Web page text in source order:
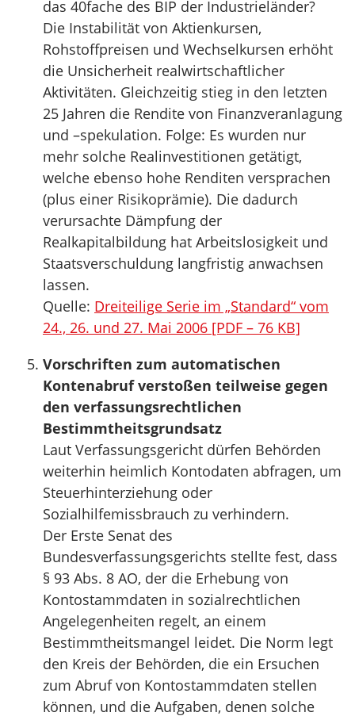
das 40fache des BIP der Industrieländer?
Die Instabilität von Aktienkursen,
Rohstoffpreisen und Wechselkursen erhöht
die Unsicherheit realwirtschaftlicher
Aktivitäten. Gleichzeitig stieg in den letzten
25 Jahren die Rendite von Finanzveranlagung
und –spekulation. Folge: Es wurden nur
mehr solche Realinvestitionen getätigt,
welche ebenso hohe Renditen versprachen
(plus einer Risikoprämie). Die dadurch
verursachte Dämpfung der
Realkapitalbildung hat Arbeitslosigkeit und
Staatsverschuldung langfristig anwachsen
lassen.
Quelle: Dreiteilige Serie im „Standard“ vom
24., 26. und 27. Mai 2006 [PDF – 76 KB]
Vorschriften zum automatischen
Kontenabruf verstoßen teilweise gegen
den verfassungsrechtlichen
Bestimmtheitsgrundsatz
Laut Verfassungsgericht dürfen Behörden
weiterhin heimlich Kontodaten abfragen, um
Steuerhinterziehung oder
Sozialhilfemissbrauch zu verhindern.
Der Erste Senat des
Bundesverfassungsgerichts stellte fest, dass
§ 93 Abs. 8 AO, der die Erhebung von
Kontostammdaten in sozialrechtlichen
Angelegenheiten regelt, an einem
Bestimmtheitsmangel leidet. Die Norm legt
den Kreis der Behörden, die ein Ersuchen
zum Abruf von Kontostammdaten stellen
können, und die Aufgaben, denen solche